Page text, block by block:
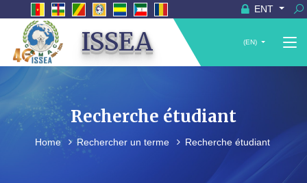
ENT
ISSEA (EN)
Recherche étudiant
Home Rechercher un terme Recherche étudiant